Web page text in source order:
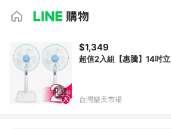
$1,349
超值2入組【惠騰】14吋
台灣樂天市場